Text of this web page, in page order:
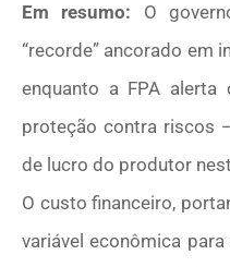
Em resumo: O
“recorde” ancorado em
enquanto a FPA
proteção contra riscos
de lucro do produtor
O custo financeiro,
variável econômica